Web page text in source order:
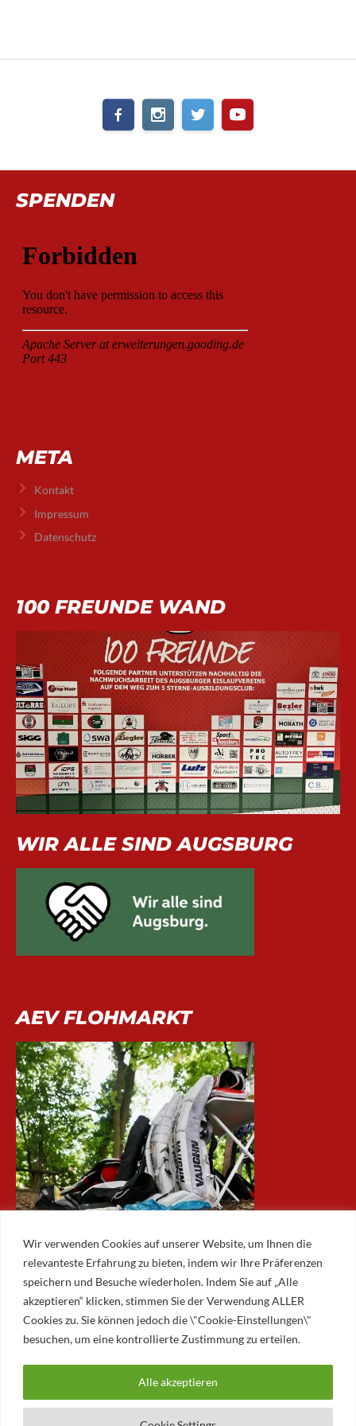
Wir verwenden Cookies auf unserer Website, um Ihnen die
relevanteste Erfahrung zu bieten, indem wir Ihre Präferenzen
speichern und Besuche wiederholen. Indem Sie auf „Alle
akzeptieren“ klicken, stimmen Sie der Verwendung ALLER
Cookies zu. Sie können jedoch die \"Cookie-Einstellungen\"
besuchen, um eine kontrollierte Zustimmung zu erteilen.
Alle akzeptieren
SPENDEN
META
Kontakt
Impressum
Datenschutz
100 FREUNDE WAND
WIR ALLE SIND AUGSBURG
AEV FLOHMARKT
ARCHIV
Archiv
© 2026 AUGSBURGER EISLAUFVEREIN E.V.
AUGSBURGER EV